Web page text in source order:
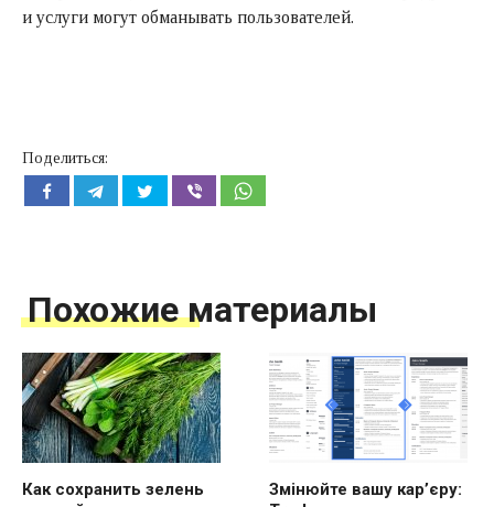
и услуги могут обманывать пользователей.
Поделиться:
Похожие материалы
Как сохранить зелень
Змінюйте вашу кар’єру: